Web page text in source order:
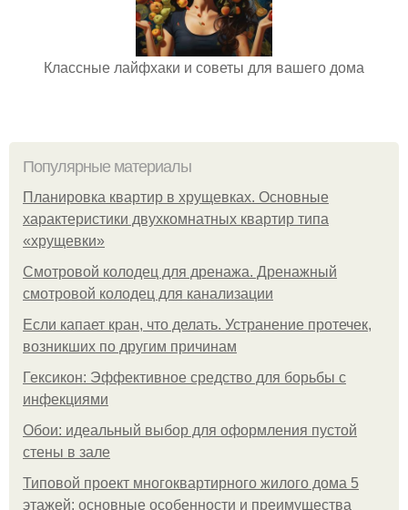
Классные лайфхаки и советы для вашего дома
Популярные материалы
Планировка квартир в хрущевках. Основные
характеристики двухкомнатных квартир типа
«хрущевки»
Смотровой колодец для дренажа. Дренажный
смотровой колодец для канализации
Если капает кран, что делать. Устранение протечек,
возникших по другим причинам
Гексикон: Эффективное средство для борьбы с
инфекциями
Обои: идеальный выбор для оформления пустой
стены в зале
Типовой проект многоквартирного жилого дома 5
этажей: основные особенности и преимущества